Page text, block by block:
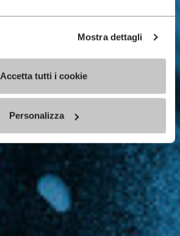
Mostra dettagli
Accetta tutti i cookie
Personalizza